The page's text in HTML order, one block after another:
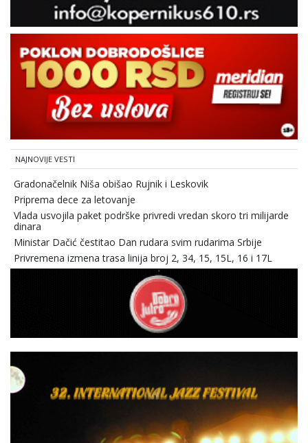
NAJNOVIJE VESTI
Gradonačelnik Niša obišao Rujnik i Leskovik
Priprema dece za letovanje
Vlada usvojila paket podrške privredi vredan skoro tri milijarde
dinara
Ministar Dačić čestitao Dan rudara svim rudarima Srbije
Privremena izmena trasa linija broj 2, 34, 15, 15L, 16 i 17L